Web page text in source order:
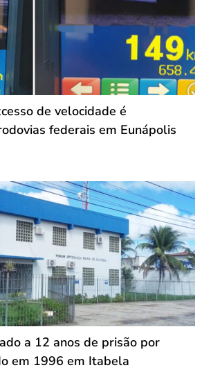
de velocidade é
federais em Eunápolis
a 12 anos de prisão por
em 1996 em Itabela